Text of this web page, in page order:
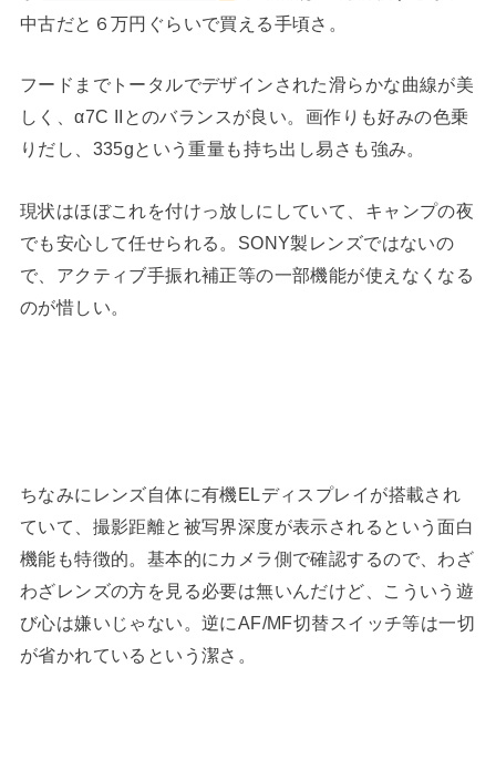
中古だと６万円ぐらいで買える手頃さ。
フードまでトータルでデザインされた滑らかな曲線が美
しく、α7C IIとのバランスが良い。画作りも好みの色乗
りだし、335gという重量も持ち出し易さも強み。
現状はほぼこれを付けっ放しにしていて、キャンプの夜
でも安心して任せられる。SONY製レンズではないの
で、アクティブ手振れ補正等の一部機能が使えなくなる
のが惜しい。
ちなみにレンズ自体に有機ELディスプレイが搭載され
ていて、撮影距離と被写界深度が表示されるという面白
機能も特徴的。基本的にカメラ側で確認するので、わざ
わざレンズの方を見る必要は無いんだけど、こういう遊
び心は嫌いじゃない。逆にAF/MF切替スイッチ等は一切
が省かれているという潔さ。